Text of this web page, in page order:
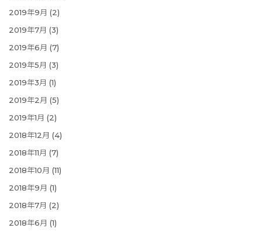
2019年9月 (2)
2019年7月 (3)
2019年6月 (7)
2019年5月 (3)
2019年3月 (1)
2019年2月 (5)
2019年1月 (2)
2018年12月 (4)
2018年11月 (7)
2018年10月 (11)
2018年9月 (1)
2018年7月 (2)
2018年6月 (1)